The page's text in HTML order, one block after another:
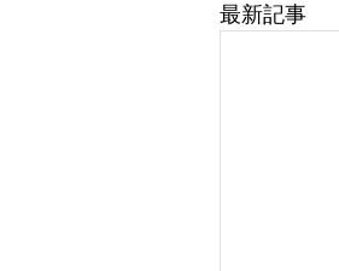
最新記事